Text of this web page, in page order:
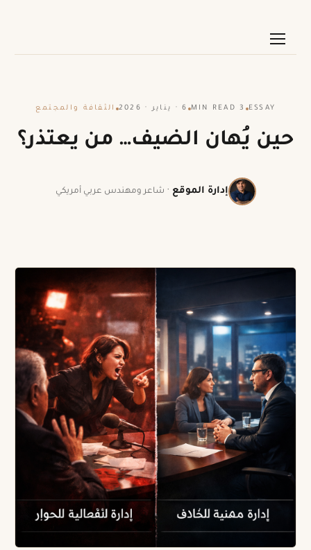
ESSAY
3 MIN READ 6 · يناير · 2026 الثقافة والمجتمع
حين يُهان الضيف… من يعتذر؟
إدارة الموقع · شاعر ومهندس عربي أمريكي